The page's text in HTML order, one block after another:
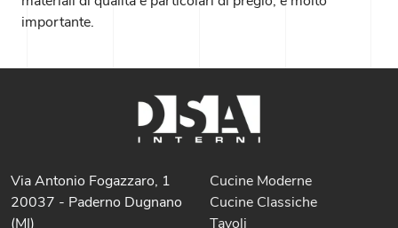
importante.
Via Antonio Fogazzaro, 1
20037 - Paderno Dugnano
(MI)
Cucine Moderne
Cucine Classiche
Tavoli